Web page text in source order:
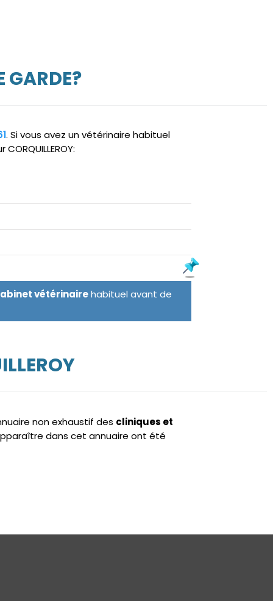
GARDE?
. Si vous avez un vétérinaire habituel
vétérinairehabituel avant de
non exhaustif des cliniques et
dans cet annuaire ont été